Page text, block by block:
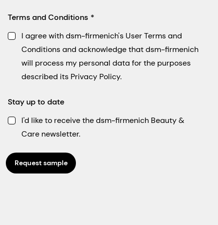
Terms and Conditions
I agree with dsm-firmenich's User Terms and
Conditions and acknowledge that dsm-firmenich
will process my personal data for the purposes
described its Privacy Policy.
Stay up to date
I'd like to receive the dsm-firmenich Beauty &
Care newsletter.
Request sample